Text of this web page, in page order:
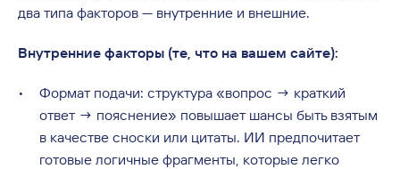
два типа факторов — внутренние и внешние.
Внутренние факторы (те, что на вашем сайте):
Формат подачи: структура «вопрос → краткий
ответ → пояснение» повышает шансы быть взятым
в качестве сноски или цитаты. ИИ предпочитает
готовые логичные фрагменты, которые легко